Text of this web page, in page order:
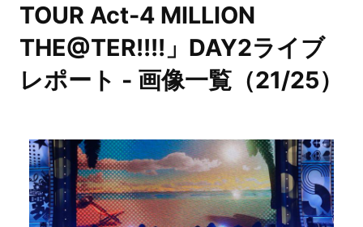
TOUR Act-4 MILLION
THE@TER!!!!」DAY2ライブ
レポート - 画像一覧（21/25）